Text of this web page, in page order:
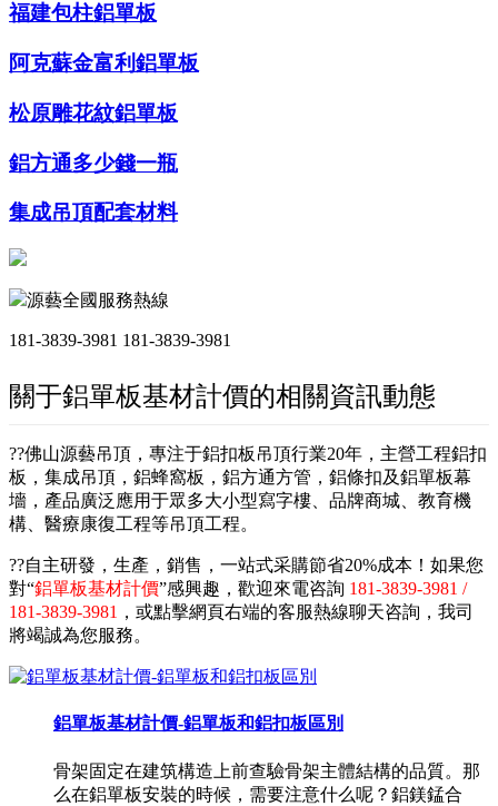
福建包柱鋁單板
阿克蘇金富利鋁單板
松原雕花紋鋁單板
鋁方通多少錢一瓶
集成吊頂配套材料
源藝全國服務熱線
181-3839-3981 181-3839-3981
關于鋁單板基材計價的相關資訊動態
??佛山源藝吊頂，專注于鋁扣板吊頂行業20年，主營工程鋁扣
板，集成吊頂，鋁蜂窩板，鋁方通方管，鋁條扣及鋁單板幕
墻，產品廣泛應用于眾多大小型寫字樓、品牌商城、教育機
構、醫療康復工程等吊頂工程。
??自主研發，生產，銷售，一站式采購節省20%成本！如果您
對“鋁單板基材計價”感興趣，歡迎來電咨詢 181-3839-3981 /
181-3839-3981 ，或點擊網頁右端的客服熱線聊天咨詢，我司
將竭誠為您服務。
鋁單板基材計價-鋁單板和鋁扣板區別
骨架固定在建筑構造上前查驗骨架主體結構的品質。那
么在鋁單板安裝的時候，需要注意什么呢？鋁鎂錳合